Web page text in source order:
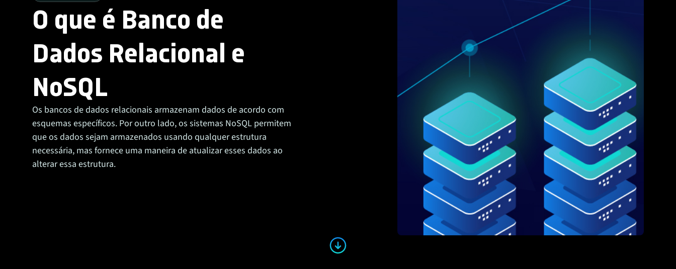
O que é Banco de
Dados Relacional e
NoSQL
Os bancos de dados relacionais armazenam dados de acordo com
esquemas específicos. Por outro lado, os sistemas NoSQL permitem
que os dados sejam armazenados usando qualquer estrutura
necessária, mas fornece uma maneira de atualizar esses dados ao
alterar essa estrutura.